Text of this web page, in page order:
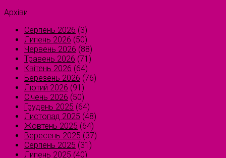
Архіви
Серпень 2026 (3)
Липень 2026 (50)
Червень 2026 (88)
Травень 2026 (71)
Квітень 2026 (64)
Березень 2026 (76)
Лютий 2026 (91)
Січень 2026 (50)
Грудень 2025 (64)
Листопад 2025 (48)
Жовтень 2025 (64)
Вересень 2025 (37)
Серпень 2025 (31)
Липень 2025 (40)